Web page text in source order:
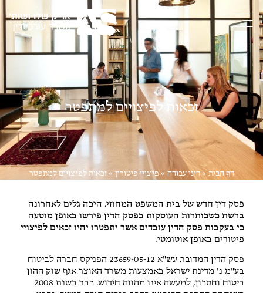
זכאות לפיצויים למתפטר
דף הבית»דיני עבודה » פיצויי פיטורין »זכאות לפיצויים למתפטר
פסק דין חדש של בית המשפט המחוזי, היכה גלים לאחרונה
ברשת כשכותרות העוסקות בפסק הדין פירשו באופן מוטעה
כי בעקבות פסק הדין עובדים אשר יתפטרו יהיו זכאים לפיצויי
פיטורים באופן אוטומטי.
פסק הדין המדובר,
עש"א 23659-05-12 הפניקס חברה לביטוח
בע"מ נ' מדינת ישראל באמצעות משרד האוצר אגף שוק ההון
ביטוח וחסכון,
למעשה אינו מהווה חידוש. כבר בשנת 2008